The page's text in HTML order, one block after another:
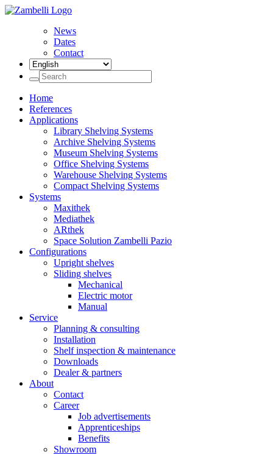
News
Dates
Contact
Home
References
Applications
Library Shelving Systems
Archive Shelving Systems
Museum Shelving Systems
Office Shelving Systems
Warehouse Shelving Systems
Compact Shelving Systems
Systems
Maxithek
Mediathek
ARthek
Space Solution Zambelli Pazio
Configurations
Upright shelves
Sliding shelves
Mechanical
Electric motor
Manual
Service
Planning & consulting
Installation
Shelf inspection & maintenance
Downloads
Dealer & partners
About
Contact
Career
Job advertisements
Apprenticeships
Benefits
Showroom